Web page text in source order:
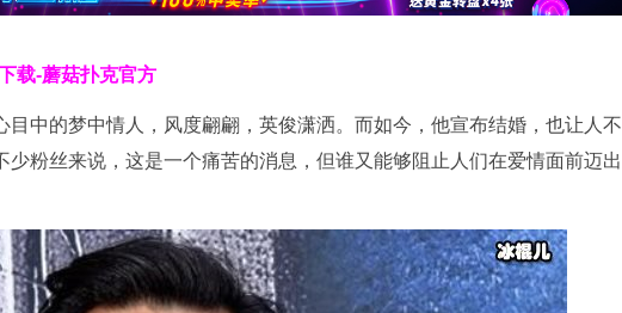
载-蘑菇扑克官方
目中的梦中情人，风度翩翩，英俊潇洒。而如今，他宣布结婚，也让人不
少粉丝来说，这是一个痛苦的消息，但谁又能够阻止人们在爱情面前迈出